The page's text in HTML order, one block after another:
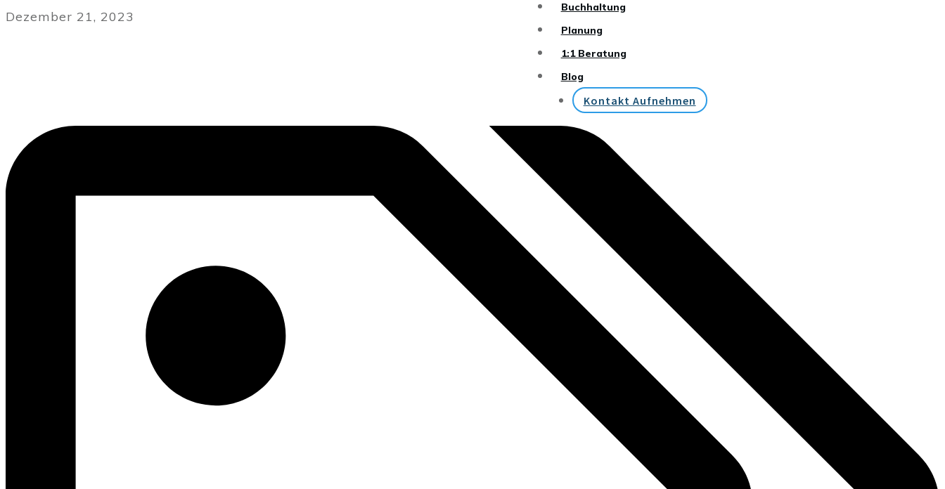
Buchhaltung
Planung
1:1 Beratung
Blog
Kontakt Aufnehmen
Dezember 21, 2023